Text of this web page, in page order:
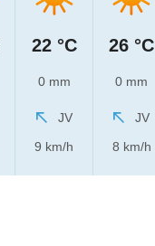
22 °C
0 mm
JV
9 km/h
26 °C
0 mm
JV
8 km/h